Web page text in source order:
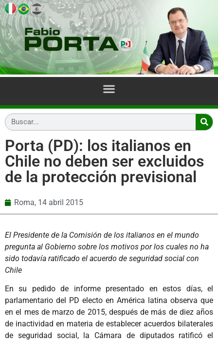
Porta (PD): los italianos en
Chile no deben ser excluidos
de la protección previsional
Roma, 14 abril 2015
El Presidente de la Comisión de los italianos en el mundo
pregunta al Gobierno sobre los motivos por los cuales no ha
sido todavía ratificado el acuerdo de seguridad social con
Chile
En su pedido de informe presentado en estos días, el
parlamentario del PD electo en América latina observa que
en el mes de marzo de 2015, después de más de diez años
de inactividad en materia de establecer acuerdos bilaterales
de seguridad social, la Cámara de diputados ratificó el